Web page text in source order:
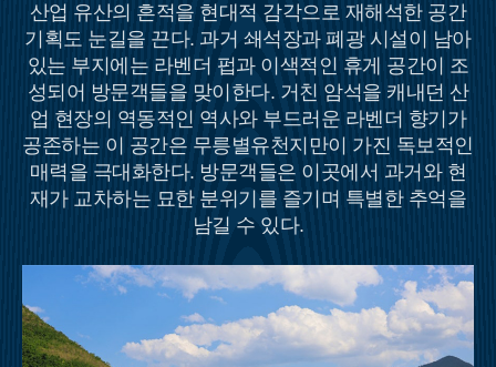
산업 유산의 흔적을 현대적 감각으로 재해석한 공간
기획도 눈길을 끈다. 과거 쇄석장과 폐광 시설이 남아
있는 부지에는 라벤더 펍과 이색적인 휴게 공간이 조
성되어 방문객들을 맞이한다. 거친 암석을 캐내던 산
업 현장의 역동적인 역사와 부드러운 라벤더 향기가
공존하는 이 공간은 무릉별유천지만이 가진 독보적인
매력을 극대화한다. 방문객들은 이곳에서 과거와 현
재가 교차하는 묘한 분위기를 즐기며 특별한 추억을
남길 수 있다.